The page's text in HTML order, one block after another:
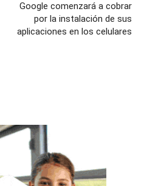
Google comenzará a cobrar
por la instalación de sus
aplicaciones en los celulares